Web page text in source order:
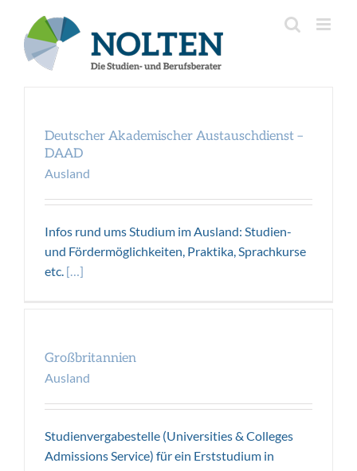
springen
Inhalt
springen
Deutscher
DAAD
Ausland
Deutscher Akademischer Austauschdienst –
DAAD
Ausland
Infos rund ums Studium im Ausland: Studien-
und Fördermöglichkeiten, Praktika, Sprachkurse
etc. […]
AuslandGroßbritannien
Ausland
Studienvergabestelle (Universities & Colleges
Admissions Service) für ein Erststudium in